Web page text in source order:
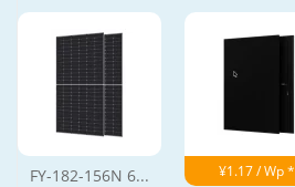
FY-182-156N 6... ¥1.17 / Wp *